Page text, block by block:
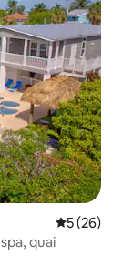
Note
5 (26)
quai